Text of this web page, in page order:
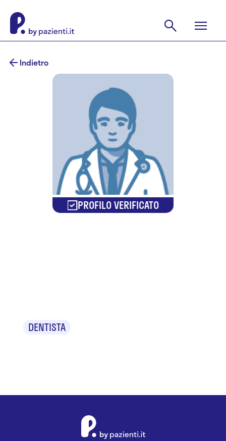
Indietro
PROFILO VERIFICATO
DENTISTA